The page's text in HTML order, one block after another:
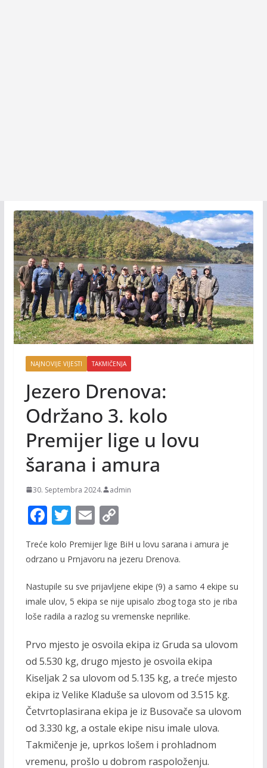
NAJNOVIJE VIJESTI TAKMIČENJA
Jezero Drenova:
Održano 3. kolo
Premijer lige u lovu
šarana i amura
30. Septembra 2024. admin
F
ac
e
o
o
T
itt
er
E
m
ai
C
p
y
Li
n
Treće kolo Premijer lige BiH u lovu sarana i amura je
odrzano u Prnjavoru na jezeru Drenova.
Nastupile su sve prijavljene ekipe (9) a samo 4 ekipe su
imale ulov, 5 ekipa se nije upisalo zbog toga sto je riba
loše radila a razlog su vremenske neprilike.
Prvo mjesto je osvoila ekipa iz Gruda sa ulovom
od 5.530 kg, drugo mjesto je osvoila ekipa
Kiseljak 2 sa ulovom od 5.135 kg, a treće mjesto
ekipa iz Velike Kladuše sa ulovom od 3.515 kg.
Četvrtoplasirana ekipa je iz Busovače sa ulovom
od 3.330 kg, a ostale ekipe nisu imale ulova.
Takmičenje je, uprkos lošem i prohladnom
vremenu, prošlo u dobrom raspoloženju.